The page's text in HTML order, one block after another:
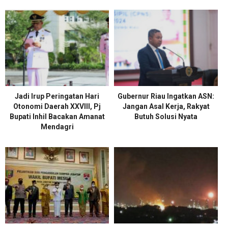
Jadi Irup Peringatan Hari
Otonomi Daerah XXVIII, Pj
Bupati Inhil Bacakan Amanat
Mendagri
Gubernur Riau Ingatkan ASN:
Jangan Asal Kerja, Rakyat
Butuh Solusi Nyata